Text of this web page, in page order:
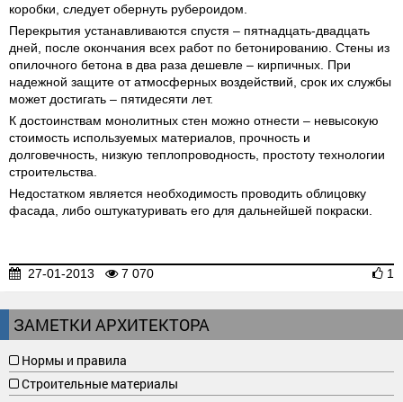
коробки, следует обернуть рубероидом.
Перекрытия устанавливаются спустя – пятнадцать-двадцать
дней, после окончания всех работ по бетонированию. Стены из
опилочного бетона в два раза дешевле – кирпичных. При
надежной защите от атмосферных воздействий, срок их службы
может достигать – пятидесяти лет.
К достоинствам монолитных стен можно отнести – невысокую
стоимость используемых материалов, прочность и
долговечность, низкую теплопроводность, простоту технологии
строительства.
Недостатком является необходимость проводить облицовку
фасада, либо оштукатуривать его для дальнейшей покраски.
27-01-2013 7 070 1
ЗАМЕТКИ АРХИТЕКТОРА
Нормы и правила
Строительные материалы